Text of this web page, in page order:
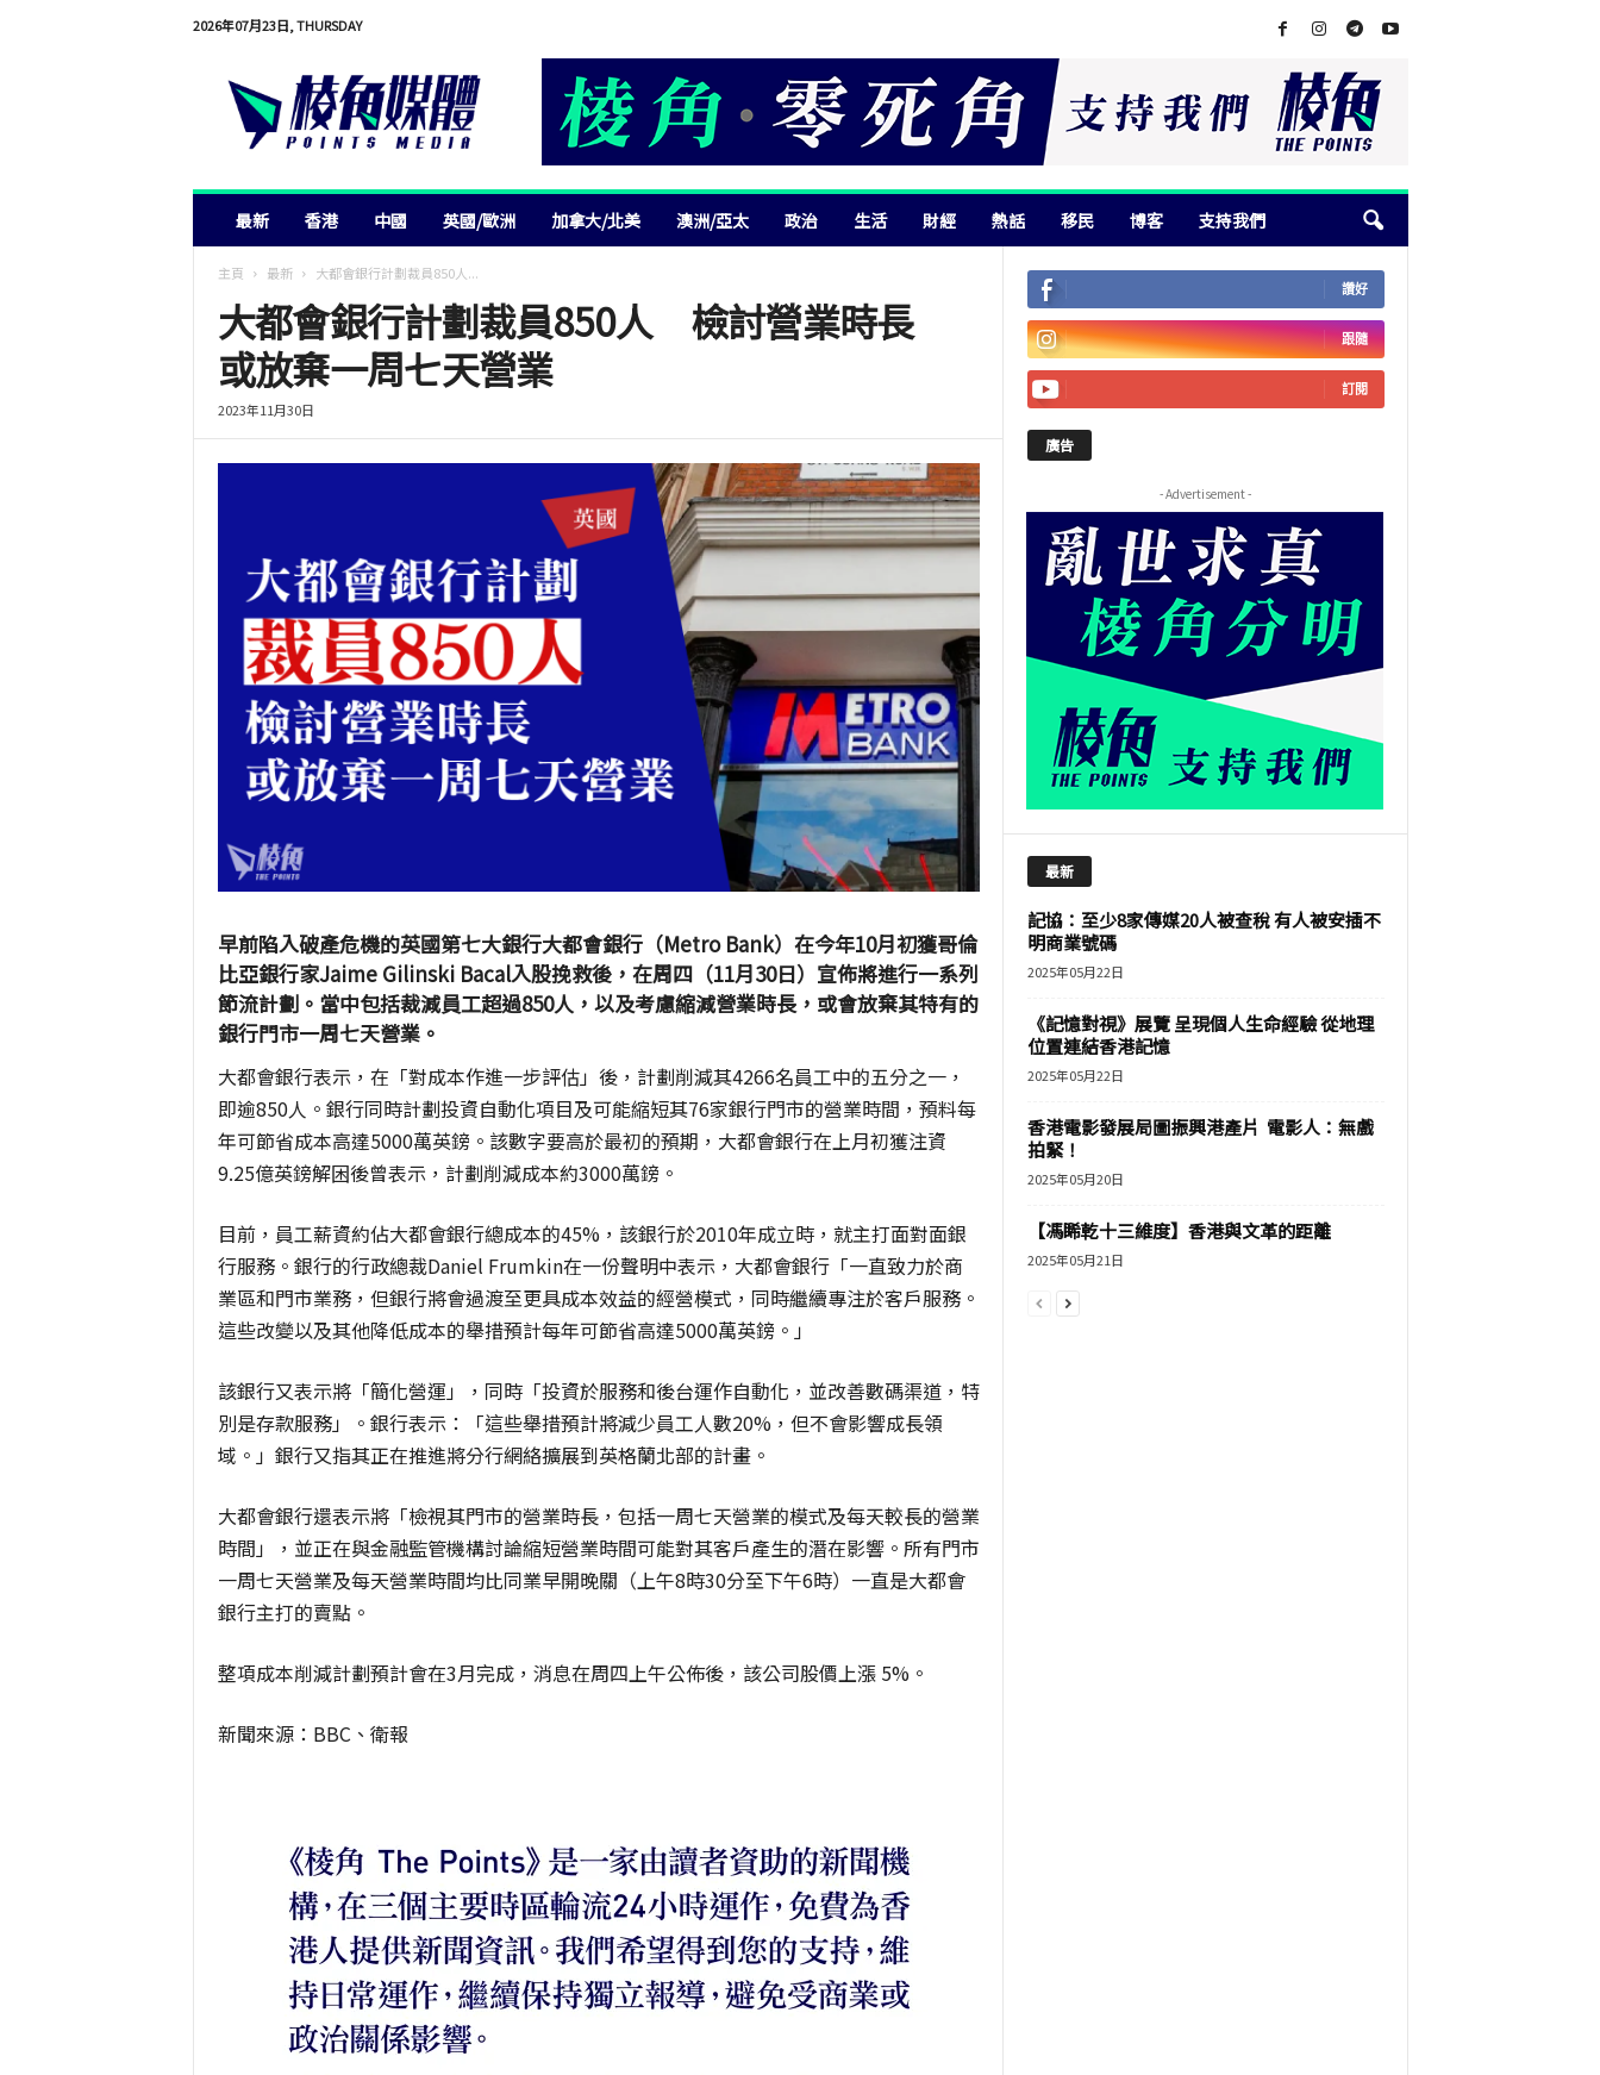
2026年07月23日, THURSDAY
最新 香港 中國 英國/歐洲 加拿大/北美 澳洲/亞太 政治 生活 財經 熱話 移民 博客 支持我們
主頁 最新 大都會銀行計劃裁員850人...
大都會銀行計劃裁員850人 檢討營業時長
或放棄一周七天營業
2023年11月30日
早前陷入破產危機的英國第七大銀行大都會銀行（Metro Bank）在今年10月初獲哥倫
比亞銀行家Jaime Gilinski Bacal入股挽救後，在周四（11月30日）宣佈將進行一系列
節流計劃。當中包括裁減員工超過850人，以及考慮縮減營業時長，或會放棄其特有的
銀行門市一周七天營業。
大都會銀行表示，在「對成本作進一步評估」後，計劃削減其4266名員工中的五分之一，
即逾850人。銀行同時計劃投資自動化項目及可能縮短其76家銀行門市的營業時間，預料每
年可節省成本高達5000萬英鎊。該數字要高於最初的預期，大都會銀行在上月初獲注資
9.25億英鎊解困後曾表示，計劃削減成本約3000萬鎊。
目前，員工薪資約佔大都會銀行總成本的45%，該銀行於2010年成立時，就主打面對面銀
行服務。銀行的行政總裁Daniel Frumkin在一份聲明中表示，大都會銀行「一直致力於商
業區和門市業務，但銀行將會過渡至更具成本效益的經營模式，同時繼續專注於客戶服務。
這些改變以及其他降低成本的舉措預計每年可節省高達5000萬英鎊。」
該銀行又表示將「簡化營運」，同時「投資於服務和後台運作自動化，並改善數碼渠道，特
別是存款服務」。銀行表示：「這些舉措預計將減少員工人數20%，但不會影響成長領
域。」銀行又指其正在推進將分行網絡擴展到英格蘭北部的計畫。
大都會銀行還表示將「檢視其門市的營業時長，包括一周七天營業的模式及每天較長的營業
時間」，並正在與金融監管機構討論縮短營業時間可能對其客戶產生的潛在影響。所有門市
一周七天營業及每天營業時間均比同業早開晚關（上午8時30分至下午6時）一直是大都會
銀行主打的賣點。
整項成本削減計劃預計會在3月完成，消息在周四上午公佈後，該公司股價上漲 5%。
新聞來源：BBC、衛報
讚好
跟隨
訂閱
廣告
- Advertisement -
最新
記協：至少8家傳媒20人被查稅 有人被安插不
明商業號碼
2025年05月22日
《記憶對視》展覽 呈現個人生命經驗 從地理
位置連結香港記憶
2025年05月22日
香港電影發展局圖振興港產片 電影人：無戲
拍緊！
2025年05月20日
【馮睎乾十三維度】香港與文革的距離
2025年05月21日